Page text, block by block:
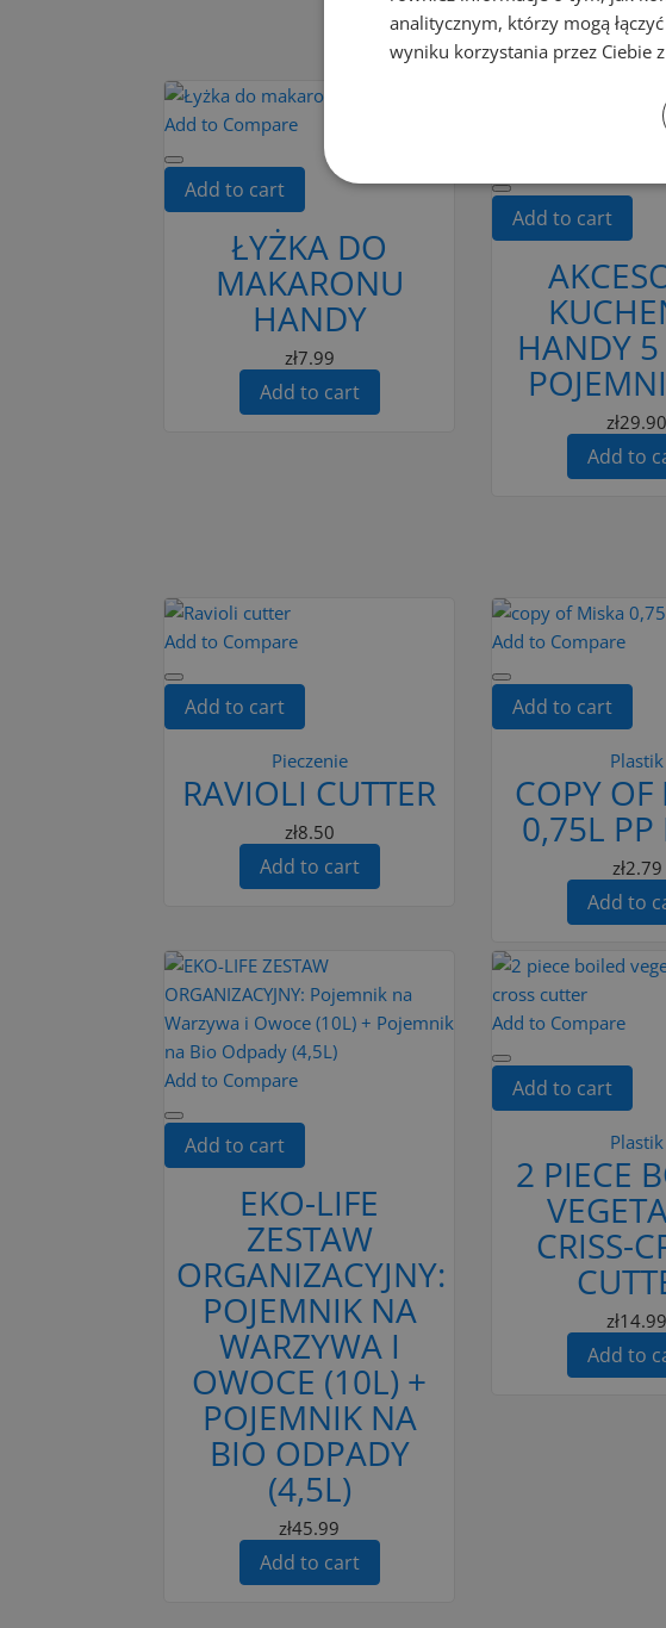
Add to Compare
Add to cart
ŁYŻKA DO
MAKARONU
HANDY
zł7.99
Add to cart
Add to cart
HANDY 5
zł29.90
Add to
Add to Compare
Add to cart
Pieczenie
RAVIOLI CUTTER
zł8.50
Add to cart
Add to Compare
Add to cart
Plastik
COPY OF
0,75L PP
zł2.79
Add to
Add to Compare
Add to cart
EKO-LIFE
ZESTAW
ORGANIZACYJNY:
POJEMNIK NA
WARZYWA I
OWOCE (10L) +
POJEMNIK NA
BIO ODPADY
(4,5L)
zł45.99
Add to cart
Add to Compare
Add to cart
Plastik
2 PIECE
CRISS-
zł14.99
Add to
analitycznym, którzy mogą
wyniku korzystania przez Ciebie z